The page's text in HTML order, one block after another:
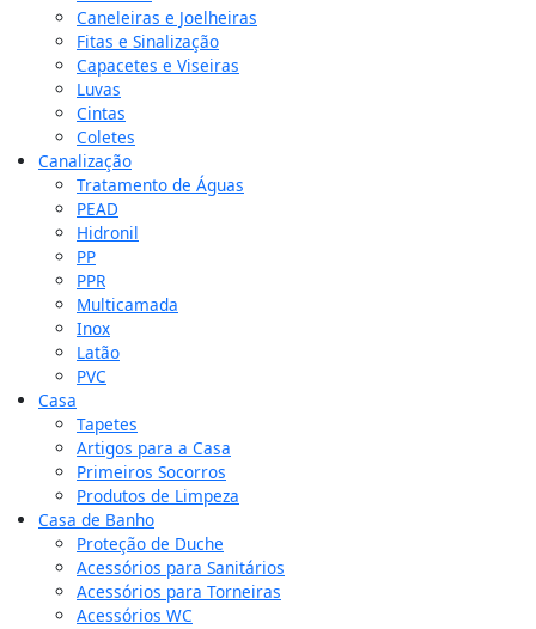
Caneleiras e Joelheiras
Fitas e Sinalização
Capacetes e Viseiras
Luvas
Cintas
Coletes
Canalização
Tratamento de Águas
PEAD
Hidronil
PP
PPR
Multicamada
Inox
Latão
PVC
Casa
Tapetes
Artigos para a Casa
Primeiros Socorros
Produtos de Limpeza
Casa de Banho
Proteção de Duche
Acessórios para Sanitários
Acessórios para Torneiras
Acessórios WC